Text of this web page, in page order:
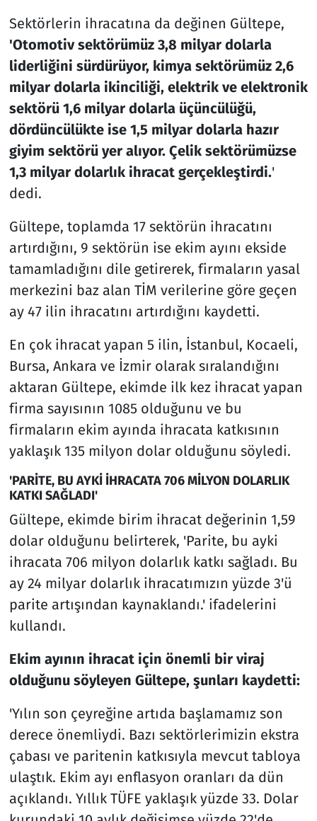
Sektörlerin ihracatına da değinen Gültepe,
'Otomotiv sektörümüz 3,8 milyar dolarla
liderliğini sürdürüyor, kimya sektörümüz 2,6
milyar dolarla ikinciliği, elektrik ve elektronik
sektörü 1,6 milyar dolarla üçüncülüğü,
dördüncülükte ise 1,5 milyar dolarla hazır
giyim sektörü yer alıyor. Çelik sektörümüzse
1,3 milyar dolarlık ihracat gerçekleştirdi.'
dedi.
Gültepe, toplamda 17 sektörün ihracatını
artırdığını, 9 sektörün ise ekim ayını ekside
tamamladığını dile getirerek, firmaların yasal
merkezini baz alan TİM verilerine göre geçen
ay 47 ilin ihracatını artırdığını kaydetti.
En çok ihracat yapan 5 ilin, İstanbul, Kocaeli,
Bursa, Ankara ve İzmir olarak sıralandığını
aktaran Gültepe, ekimde ilk kez ihracat yapan
firma sayısının 1085 olduğunu ve bu
firmaların ekim ayında ihracata katkısının
yaklaşık 135 milyon dolar olduğunu söyledi.
'PARİTE, BU AYKİ İHRACATA 706 MİLYON DOLARLIK
KATKI SAĞLADI'
Gültepe, ekimde birim ihracat değerinin 1,59
dolar olduğunu belirterek, 'Parite, bu ayki
ihracata 706 milyon dolarlık katkı sağladı. Bu
ay 24 milyar dolarlık ihracatımızın yüzde 3'ü
parite artışından kaynaklandı.' ifadelerini
kullandı.
Ekim ayının ihracat için önemli bir viraj
olduğunu söyleyen Gültepe, şunları kaydetti:
'Yılın son çeyreğine artıda başlamamız son
derece önemliydi. Bazı sektörlerimizin ekstra
çabası ve paritenin katkısıyla mevcut tabloya
ulaştık. Ekim ayı enflasyon oranları da dün
açıklandı. Yıllık TÜFE yaklaşık yüzde 33. Dolar